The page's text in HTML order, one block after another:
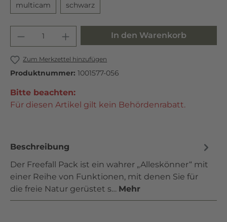
multicam schwarz
In den Warenkorb
Zum Merkzettel hinzufügen
Produktnummer: 1001577-056
Bitte beachten:
Für diesen Artikel gilt kein Behördenrabatt.
Beschreibung
Der Freefall Pack ist ein wahrer „Alleskönner“ mit
einer Reihe von Funktionen, mit denen Sie für
die freie Natur gerüstet s… Mehr